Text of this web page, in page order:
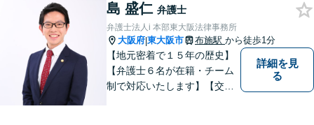
駅前店５階】 お悩みは【弁護
士法人ｉ 東大阪法律事務
所 】におまかせください！
島 盛仁 弁護士
弁護士法人i 本部東大阪法律事務所
大阪府|東大阪市 布施駅 から徒歩1分
【地元密着で１５年の歴史】
【弁護士６名が在籍・チーム
制で対応いたします】【交通
詳細を見
る